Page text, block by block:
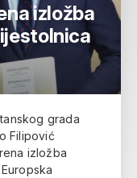
izložba
grada
Filipović
izložba